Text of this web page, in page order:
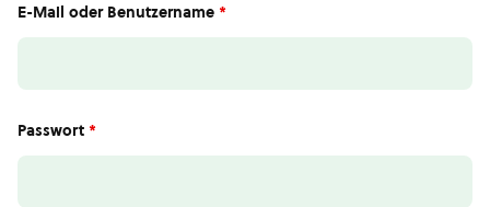
E-Mail oder Benutzername *
Passwort *